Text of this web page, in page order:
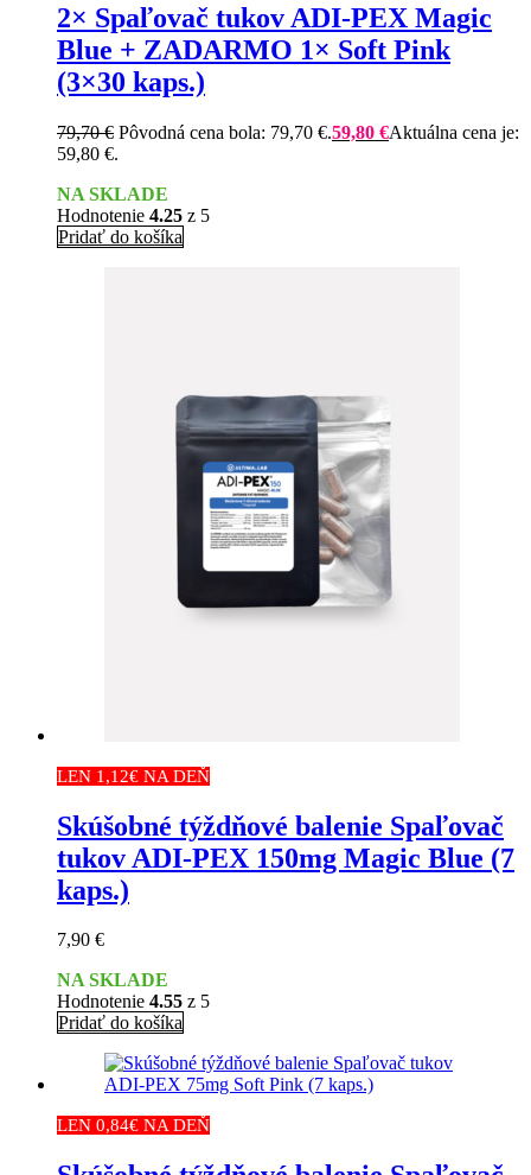
2× Spaľovač tukov ADI-PEX Magic
Blue + ZADARMO 1× Soft Pink
(3×30 kaps.)
79,70€ Pôvodná cena bola: 79,70 €.59,80 €Aktuálna cena je:
59,80 €.
NA SKLADE
Hodnotenie 4.25 z 5
Pridať do košíka
LEN 1,12€ NA DEŇ
Skúšobné týždňové balenie Spaľovač
tukov ADI-PEX 150mg Magic Blue (7
kaps.)
7,90 €
NA SKLADE
Hodnotenie 4.55 z 5
Pridať do košíka
LEN 0,84€ NA DEŇ